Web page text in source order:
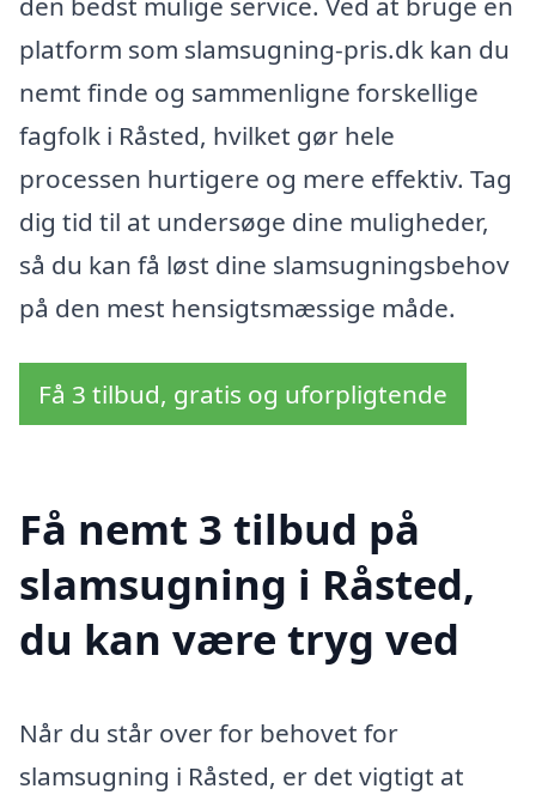
platform som slamsugning-pris.dk kan du
nemt finde og sammenligne forskellige
fagfolk i Råsted, hvilket gør hele
processen hurtigere og mere effektiv. Tag
dig tid til at undersøge dine muligheder,
så du kan få løst dine slamsugningsbehov
på den mest hensigtsmæssige måde.
Få 3 tilbud, gratis og uforpligtende
Få nemt 3 tilbud på
slamsugning i Råsted,
du kan være tryg ved
Når du står over for behovet for
slamsugning i Råsted, er det vigtigt at